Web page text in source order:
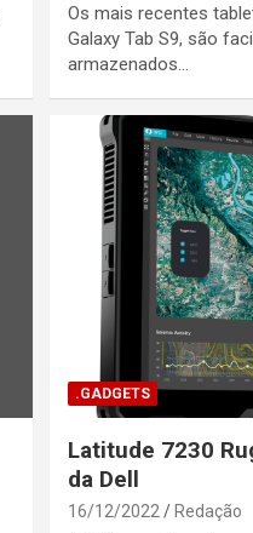
Os mais recentes
Galaxy Tab S9, são
armazenados…
.GADGETS
Latitude 7230
da Dell
16/12/2022 Redação